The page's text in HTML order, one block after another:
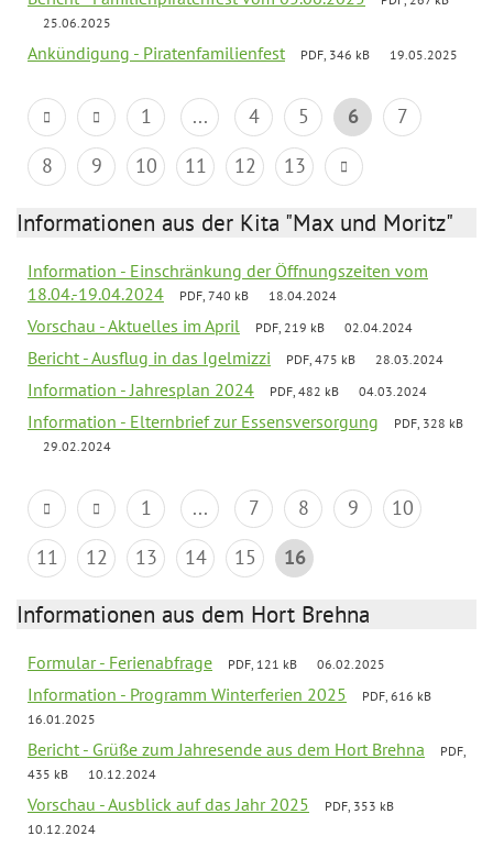
25.06.2025
Ankündigung - Piratenfamilienfest PDF, 346 kB 19.05.2025
1 ... 4 5 6
7
8
9 10 11 12 13
Informationen aus der Kita "Max und Moritz"
Information - Einschränkung der Öffnungszeiten vom
18.04.-19.04.2024
PDF, 740 kB 18.04.2024
Vorschau - Aktuelles im April PDF, 219 kB 02.04.2024
Bericht - Ausflug in das Igelmizzi PDF, 475 kB 28.03.2024
Information - Jahresplan 2024 PDF, 482 kB 04.03.2024
Information - Elternbrief zur Essensversorgung
PDF, 328 kB
29.02.2024
1 ... 7 8 9
10
11
12 13 14 15 16
Informationen aus dem Hort Brehna
Formular - Ferienabfrage PDF, 121 kB 06.02.2025
Information - Programm Winterferien 2025
PDF, 616 kB
16.01.2025
Bericht - Grüße zum Jahresende aus dem Hort Brehna
PDF,
435 kB
10.12.2024
Vorschau - Ausblick auf das Jahr 2025
PDF, 353 kB
10.12.2024